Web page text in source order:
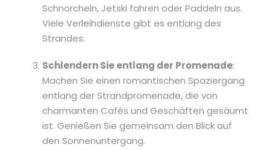
Schnorcheln, Jetski fahren oder Paddeln aus.
Viele Verleihdienste gibt es entlang des
Strandes.
Schlendern Sie entlang der Promenade:
Machen Sie einen romantischen Spaziergang
entlang der Strandpromenade, die von
charmanten Cafés und Geschäften gesäumt
ist. Genießen Sie gemeinsam den Blick auf
den Sonnenuntergang.